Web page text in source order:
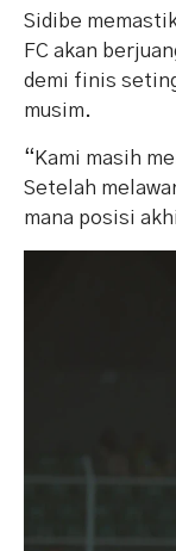
Sidibe
FC akan
demi finis
musim.
“Kami masih
Setelah
mana posisi